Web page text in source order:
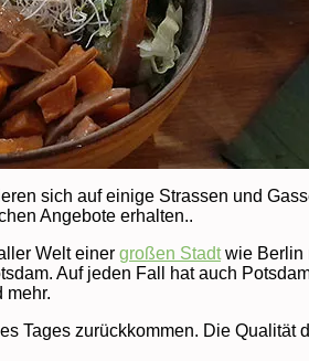
sich auf einige Strassen und
Angebote erhalten..
Welt einer großen Stadtwie Berlin
Auf jeden Fall hat auch
mehr.
Tages zurückkommen. Die